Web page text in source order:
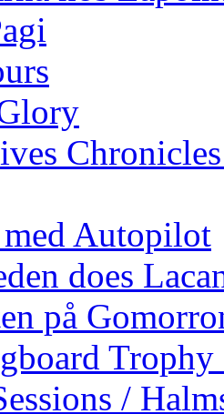
Autopilot
does
på
/